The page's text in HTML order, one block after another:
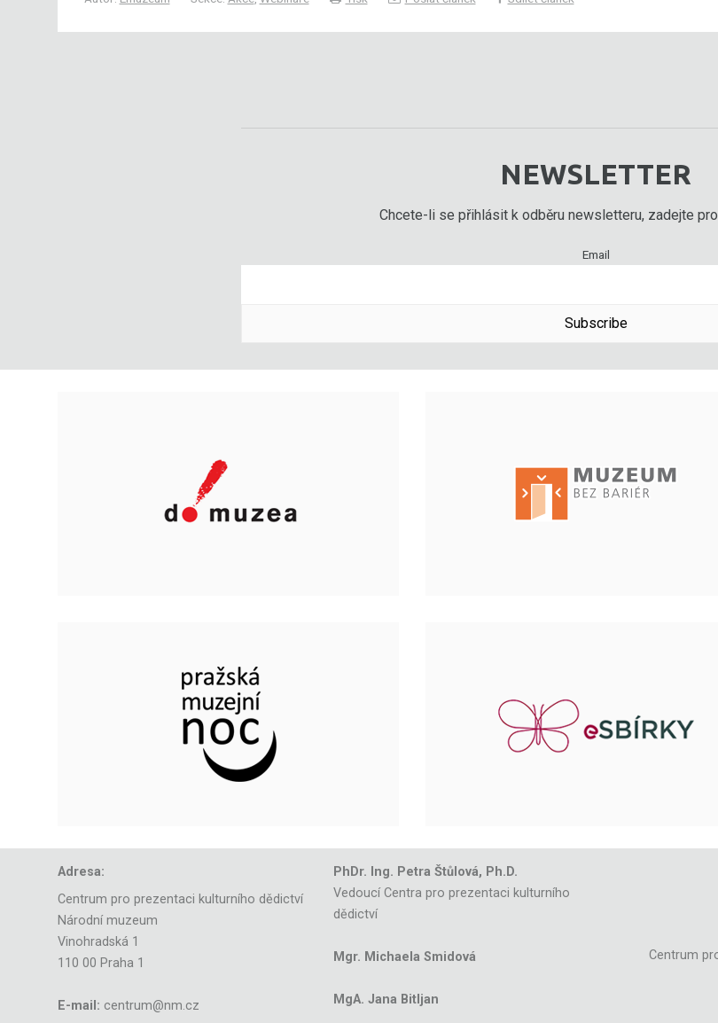
NEWSLETTER
Chcete-li se přihlásit k odběru newsletteru, zadejte
Email
Subscribe
Adresa:
Centrum pro prezentaci kulturního dědictví
Národní muzeum
Vinohradská 1
110 00 Praha 1
E-mail: centrum@nm.cz
PhDr. Ing. Petra Štůlová, Ph.D.
Vedoucí Centra pro prezentaci kulturního
dědictví
Mgr. Michaela Smidová
MgA. Jana Bitljan
Centrum